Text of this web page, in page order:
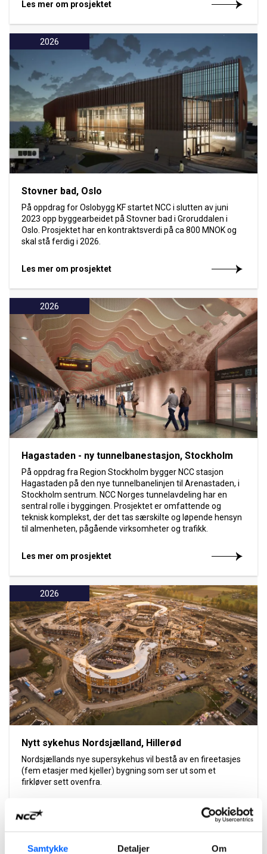
Samtykke Detaljer Om
Les mer om prosjektet
2026
Stovner bad, Oslo
På oppdrag for Oslobygg KF startet NCC i slutten av juni
2023 opp byggearbeidet på Stovner bad i Groruddalen i
Oslo. Prosjektet har en kontraktsverdi på ca 800 MNOK og
skal stå ferdig i 2026.
Les mer om prosjektet
2026
Hagastaden - ny tunnelbanestasjon, Stockholm
På oppdrag fra Region Stockholm bygger NCC stasjon
Hagastaden på den nye tunnelbanelinjen til Arenastaden, i
Stockholm sentrum. NCC Norges tunnelavdeling har en
sentral rolle i byggingen. Prosjektet er omfattende og
teknisk komplekst, der det tas særskilte og løpende hensyn
til almenheten, pågående virksomheter og trafikk.
Les mer om prosjektet
2026
Nytt sykehus Nordsjælland, Hillerød
Nordsjællands nye supersykehus vil bestå av en fireetasjes
(fem etasjer med kjeller) bygning som ser ut som et
firkløver sett ovenfra.
Les mer om prosjektet
2026